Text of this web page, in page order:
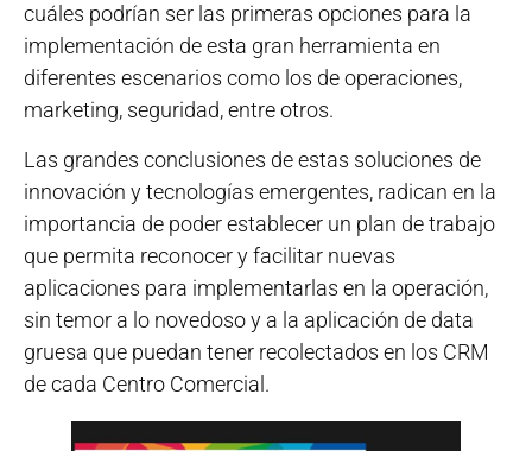
cuáles podrían ser las primeras opciones para la
implementación de esta gran herramienta en
diferentes escenarios como los de operaciones,
marketing, seguridad, entre otros.
Las grandes conclusiones de estas soluciones de
innovación y tecnologías emergentes, radican en la
importancia de poder establecer un plan de trabajo
que permita reconocer y facilitar nuevas
aplicaciones para implementarlas en la operación,
sin temor a lo novedoso y a la aplicación de data
gruesa que puedan tener recolectados en los CRM
de cada Centro Comercial.